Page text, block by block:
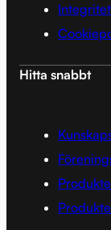
Hitta snabbt